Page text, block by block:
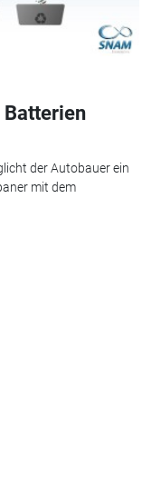
der Autobauer ein
mit dem